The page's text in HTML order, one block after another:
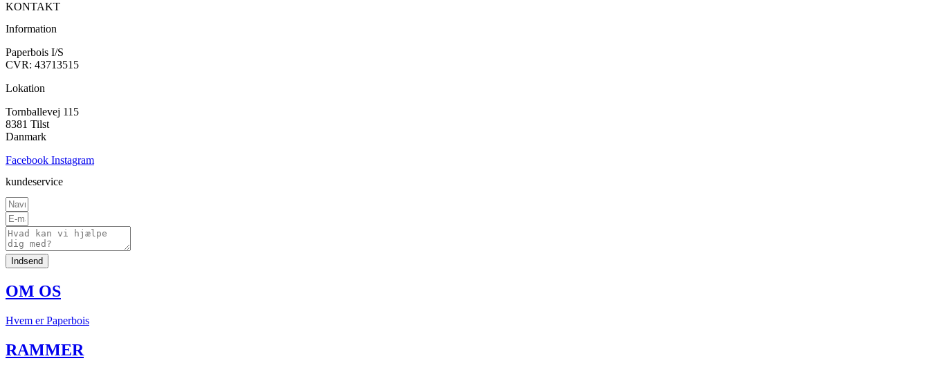
KONTAKT
Information
Paperbois I/S
CVR: 43713515
Lokation
Tornballevej 115
8381 Tilst
Danmark
Facebook Instagram
kundeservice
Indsend
OM OS
Hvem er Paperbois
RAMMER